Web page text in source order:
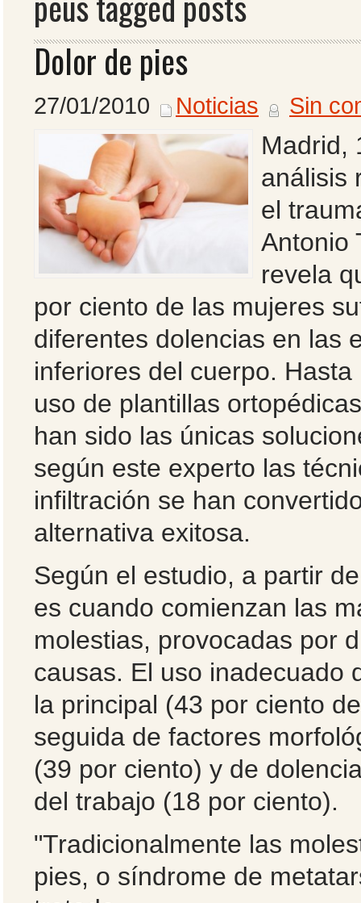
Dolor de pies
27/01/2010 Noticias Sin
Madrid,
análisis
el
Antonio
revela
por ciento de las mujeres
diferentes dolencias en las
inferiores del cuerpo. Hasta
uso de plantillas
han sido las únicas
según este experto las
infiltración se han
alternativa exitosa.
Según el estudio, a partir
es cuando comienzan las
molestias, provocadas por
causas. El uso inadecuado
la principal (43 por ciento
seguida de factores
(39 por ciento) y de
del trabajo (18 por ciento).
"Tradicionalmente las
pies, o síndrome de